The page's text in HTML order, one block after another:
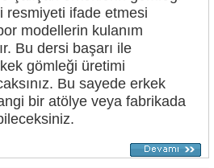
resmiyeti ifade etmesi
modellerin kulanım
Bu dersi başarı ile
gömleği üretimi
Bu sayede erkek
bir atölye veya fabrikada